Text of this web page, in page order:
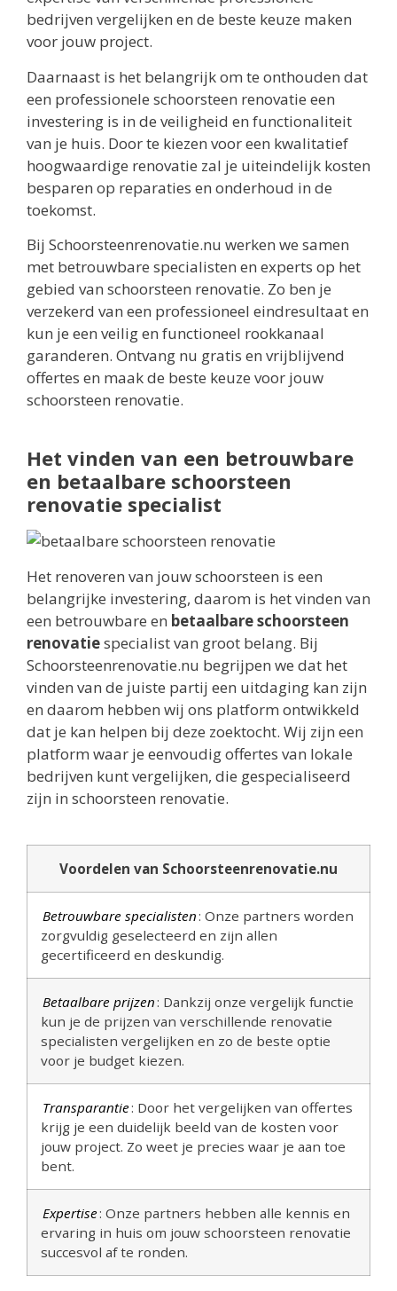
bedrijven vergelijken en de beste keuze maken
voor jouw project.
Daarnaast is het belangrijk om te onthouden dat
een professionele schoorsteen renovatie een
investering is in de veiligheid en functionaliteit
van je huis. Door te kiezen voor een kwalitatief
hoogwaardige renovatie zal je uiteindelijk kosten
besparen op reparaties en onderhoud in de
toekomst.
Bij Schoorsteenrenovatie.nu werken we samen
met betrouwbare specialisten en experts op het
gebied van schoorsteen renovatie. Zo ben je
verzekerd van een professioneel eindresultaat en
kun je een veilig en functioneel rookkanaal
garanderen. Ontvang nu gratis en vrijblijvend
offertes en maak de beste keuze voor jouw
schoorsteen renovatie.
Het vinden van een betrouwbare
en betaalbare schoorsteen
renovatie specialist
Het renoveren van jouw schoorsteen is een
belangrijke investering, daarom is het vinden van
een betrouwbare en betaalbare schoorsteen
renovatiespecialist van groot belang. Bij
Schoorsteenrenovatie.nu begrijpen we dat het
vinden van de juiste partij een uitdaging kan zijn
en daarom hebben wij ons platform ontwikkeld
dat je kan helpen bij deze zoektocht. Wij zijn een
platform waar je eenvoudig offertes van lokale
bedrijven kunt vergelijken, die gespecialiseerd
zijn in schoorsteen renovatie.
Voordelen van Schoorsteenrenovatie.nu
Betrouwbare specialisten: Onze partners worden
zorgvuldig geselecteerd en zijn allen
gecertificeerd en deskundig.
Betaalbare prijzen: Dankzij onze vergelijk functie
kun je de prijzen van verschillende renovatie
specialisten vergelijken en zo de beste optie
voor je budget kiezen.
Transparantie: Door het vergelijken van offertes
krijg je een duidelijk beeld van de kosten voor
jouw project. Zo weet je precies waar je aan toe
bent.
Expertise: Onze partners hebben alle kennis en
ervaring in huis om jouw schoorsteen renovatie
succesvol af te ronden.